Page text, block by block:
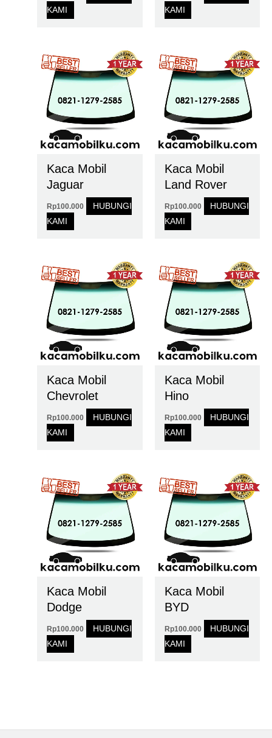
KAMI
KAMI
Kaca Mobil
Jaguar
Rp100.000
HUBUNGI
KAMI
Kaca Mobil
Land Rover
Rp100.000
HUBUNGI
KAMI
Kaca Mobil
Chevrolet
Rp100.000
HUBUNGI
KAMI
Kaca Mobil
Hino
Rp100.000
HUBUNGI
KAMI
Kaca Mobil
Dodge
Rp100.000
HUBUNGI
KAMI
Kaca Mobil
BYD
Rp100.000
HUBUNGI
KAMI